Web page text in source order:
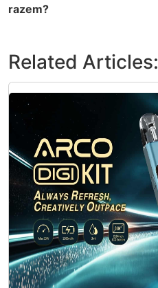
razem?
Related Articles: